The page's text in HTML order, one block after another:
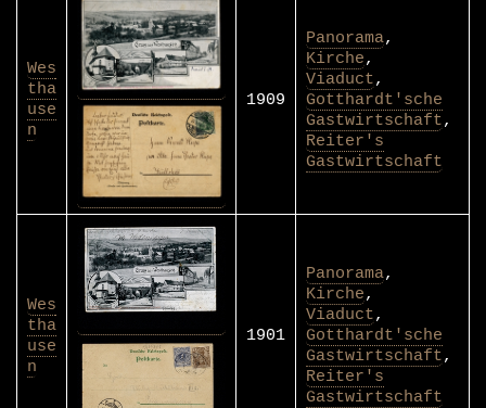
Wes
tha
use
n
1909
Panorama,
Kirche,
Viaduct,
Gotthardt'sche
Gastwirtschaft,
Reiter's
Gastwirtschaft
Wes
tha
use
n
1901
Panorama,
Kirche,
Viaduct,
Gotthardt'sche
Gastwirtschaft,
Reiter's
Gastwirtschaft